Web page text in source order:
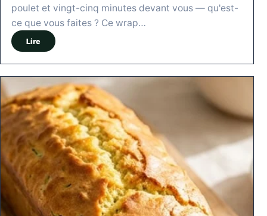
poulet et vingt-cinq minutes devant vous — qu'est-
ce que vous faites ? Ce wrap…
Lire